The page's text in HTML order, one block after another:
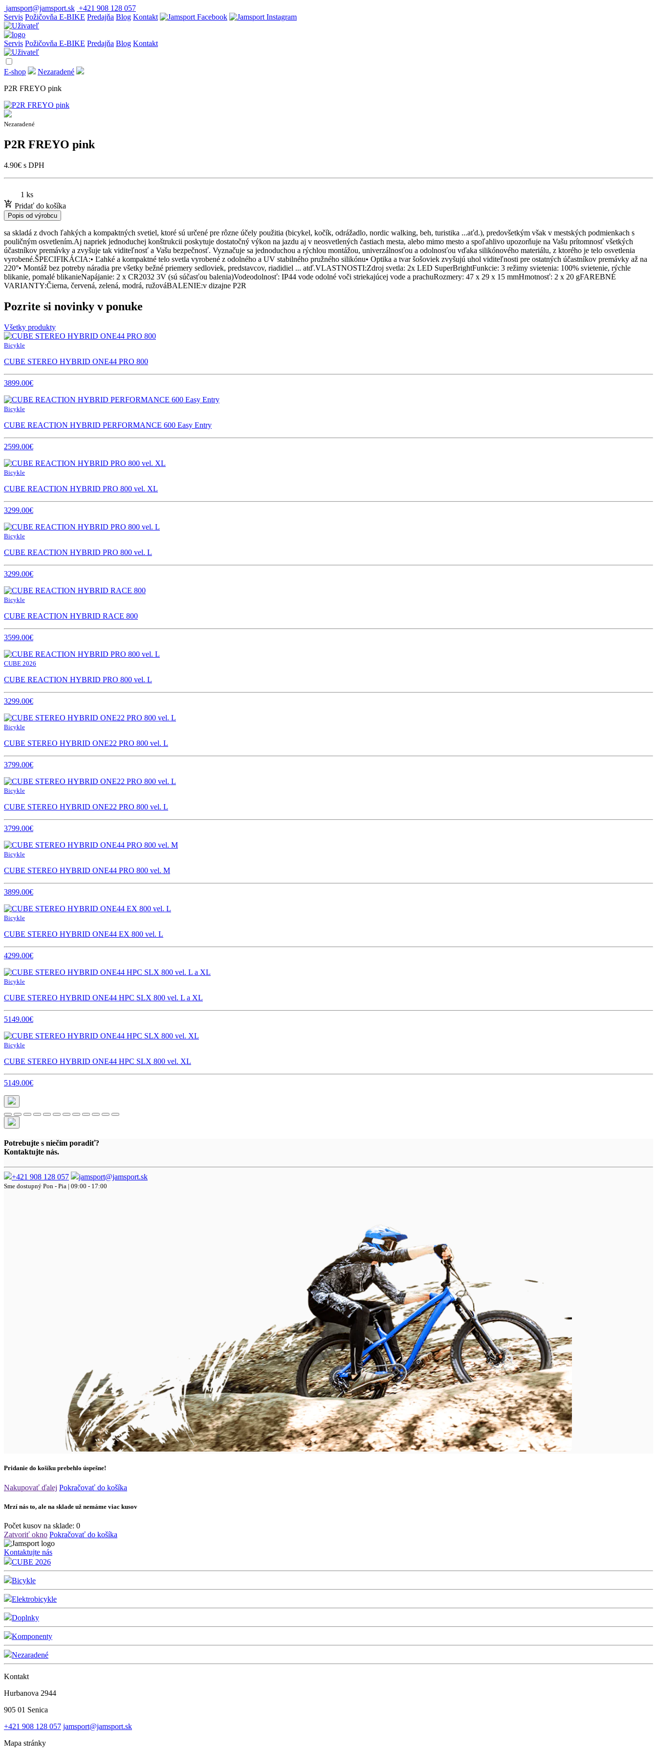
jamsport@jamsport.sk +421 908 128 057
Servis Požičovňa E-BIKE Predajňa Blog Kontakt
Servis Požičovňa E-BIKE Predajňa Blog Kontakt
E-shop
Nezaradené
P2R FREYO pink
Nezaradené
P2R FREYO pink
4.90€ s DPH
1 ks
Pridať do košíka
Popis od výrobcu
sa skladá z dvoch ľahkých a kompaktných svetiel, ktoré sú určené pre rôzne účely použitia (bicykel, kočík, odrážadlo, nordic walking, beh, turistika ...aťd.), predovšetkým však v mestských podmienkach s
pouličným osvetlením.Aj napriek jednoduchej konštrukcii poskytuje dostatočný výkon na jazdu aj v neosvetlených častiach mesta, alebo mimo mesto a spoľahlivo upozorňuje na Vašu prítomnosť všetkých
účastníkov premávky a zvyšuje tak viditeľnosť a Vašu bezpečnosť. Vyznačuje sa jednoduchou a rýchlou montážou, univerzálnosťou a odolnosťou vďaka silikónového materiálu, z ktorého je telo osvetlenia
vyrobené.ŠPECIFIKÁCIA:• Ľahké a kompaktné telo svetla vyrobené z odolného a UV stabilného pružného silikónu• Optika a tvar šošoviek zvyšujú uhol viditeľnosti pre ostatných účastníkov premávky až na
220°• Montáž bez potreby náradia pre všetky bežné priemery sedloviek, predstavcov, riadidiel ... atď.VLASTNOSTI:Zdroj svetla: 2x LED SuperBrightFunkcie: 3 režimy svietenia: 100% svietenie, rýchle
blikanie, pomalé blikanieNapájanie: 2 x CR2032 3V (sú súčasťou balenia)Vodeodolnosť: IP44 vode odolné voči striekajúcej vode a prachuRozmery: 47 x 29 x 15 mmHmotnosť: 2 x 20 gFAREBNÉ
VARIANTY:Čierna, červená, zelená, modrá, ružováBALENIE:v dizajne P2R
Pozrite si novinky v ponuke
Všetky produkty
Bicykle
CUBE STEREO HYBRID ONE44 PRO 800
3899.00€
Bicykle
CUBE REACTION HYBRID PERFORMANCE 600 Easy Entry
2599.00€
Bicykle
CUBE REACTION HYBRID PRO 800 vel. XL
3299.00€
Bicykle
CUBE REACTION HYBRID PRO 800 vel. L
3299.00€
Bicykle
CUBE REACTION HYBRID RACE 800
3599.00€
CUBE 2026
CUBE REACTION HYBRID PRO 800 vel. L
3299.00€
Bicykle
CUBE STEREO HYBRID ONE22 PRO 800 vel. L
3799.00€
Bicykle
CUBE STEREO HYBRID ONE22 PRO 800 vel. L
3799.00€
Bicykle
CUBE STEREO HYBRID ONE44 PRO 800 vel. M
3899.00€
Bicykle
CUBE STEREO HYBRID ONE44 EX 800 vel. L
4299.00€
Bicykle
CUBE STEREO HYBRID ONE44 HPC SLX 800 vel. L a XL
5149.00€
Bicykle
CUBE STEREO HYBRID ONE44 HPC SLX 800 vel. XL
5149.00€
Potrebujte s niečím poradiť?
Kontaktujte nás.
+421 908 128 057 jamsport@jamsport.sk
Sme dostupný Pon - Pia | 09:00 - 17:00
Pridanie do košíku prebehlo úspešne!
Nakupovať ďalej Pokračovať do košíka
Mrzí nás to, ale na sklade už nemáme viac kusov
Počet kusov na sklade: 0
Zatvoriť okno Pokračovať do košíka
Kontaktujte nás
CUBE 2026
Bicykle
Elektrobicykle
Doplnky
Komponenty
Nezaradené
Kontakt
Hurbanova 2944
905 01 Senica
+421 908 128 057 jamsport@jamsport.sk
Mapa stránky